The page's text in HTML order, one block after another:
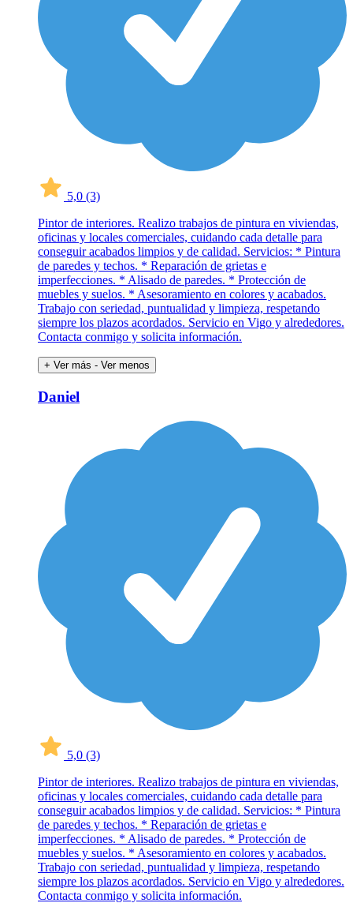
5,0 (3)
Pintor de interiores. Realizo trabajos de pintura en viviendas,
oficinas y locales comerciales, cuidando cada detalle para
conseguir acabados limpios y de calidad. Servicios: * Pintura
de paredes y techos. * Reparación de grietas e
imperfecciones. * Alisado de paredes. * Protección de
muebles y suelos. * Asesoramiento en colores y acabados.
Trabajo con seriedad, puntualidad y limpieza, respetando
siempre los plazos acordados. Servicio en Vigo y alrededores.
Contacta conmigo y solicita información.
+ Ver más - Ver menos
Daniel
5,0 (3)
Pintor de interiores. Realizo trabajos de pintura en viviendas,
oficinas y locales comerciales, cuidando cada detalle para
conseguir acabados limpios y de calidad. Servicios: * Pintura
de paredes y techos. * Reparación de grietas e
imperfecciones. * Alisado de paredes. * Protección de
muebles y suelos. * Asesoramiento en colores y acabados.
Trabajo con seriedad, puntualidad y limpieza, respetando
siempre los plazos acordados. Servicio en Vigo y alrededores.
Contacta conmigo y solicita información.